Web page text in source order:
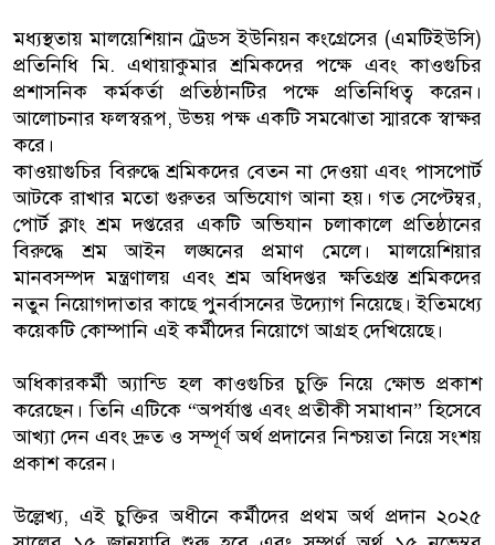
মধ্যস্থতায় মালয়েশিয়ান ট্রেডস ইউনিয়ন কংগ্রেসের (এমটিইউসি)
প্রতিনিধি মি. এথায়াকুমার শ্রমিকদের পক্ষে এবং কাওগুচির
প্রশাসনিক কর্মকর্তা প্রতিষ্ঠানটির পক্ষে প্রতিনিধিত্ব করেন।
আলোচনার ফলস্বরূপ, উভয় পক্ষ একটি সমঝোতা স্মারকে স্বাক্ষর
করে।
কাওয়াগুচির বিরুদ্ধে শ্রমিকদের বেতন না দেওয়া এবং পাসপোর্ট
আটকে রাখার মতো গুরুতর অভিযোগ আনা হয়। গত সেপ্টেম্বর,
পোর্ট ক্লাং শ্রম দপ্তরের একটি অভিযান চলাকালে প্রতিষ্ঠানের
বিরুদ্ধে শ্রম আইন লঙ্ঘনের প্রমাণ মেলে। মালয়েশিয়ার
মানবসম্পদ মন্ত্রণালয় এবং শ্রম অধিদপ্তর ক্ষতিগ্রস্ত শ্রমিকদের
নতুন নিয়োগদাতার কাছে পুনর্বাসনের উদ্যোগ নিয়েছে। ইতিমধ্যে
কয়েকটি কোম্পানি এই কর্মীদের নিয়োগে আগ্রহ দেখিয়েছে।
অধিকারকর্মী অ্যান্ডি হল কাওগুচির চুক্তি নিয়ে ক্ষোভ প্রকাশ
করেছেন। তিনি এটিকে “অপর্যাপ্ত এবং প্রতীকী সমাধান” হিসেবে
আখ্যা দেন এবং দ্রুত ও সম্পূর্ণ অর্থ প্রদানের নিশ্চয়তা নিয়ে সংশয়
প্রকাশ করেন।
উল্লেখ্য, এই চুক্তির অধীনে কর্মীদের প্রথম অর্থ প্রদান ২০২৫